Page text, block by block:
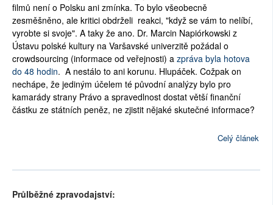
filmů není o Polsku ani zmínka. To bylo všeobecně
zesměšněno, ale kritici obdrželi reakci, "když se vám to nelíbí,
vyrobte si svoje". A taky že ano. Dr. Marcin Napiórkowski z
Ústavu polské kultury na Varšavské univerzitě požádal o
crowdsourcing (informace od veřejnosti) a zpráva byla hotova
do 48 hodin. A nestálo to ani korunu. Hlupáček. Cožpak on
nechápe, že jediným účelem té původní analýzy bylo pro
kamarády strany Právo a spravedlnost dostat větší finanční
částku ze státních peněz, ne zjistit nějaké skutečné informace?
Celý článek
Průlběžné zpravodajství: